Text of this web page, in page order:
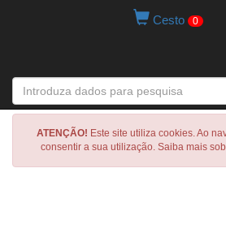
Cesto 0
ATENÇÃO! Este site utiliza cookies. Ao
consentir a sua utilização. Saiba mais